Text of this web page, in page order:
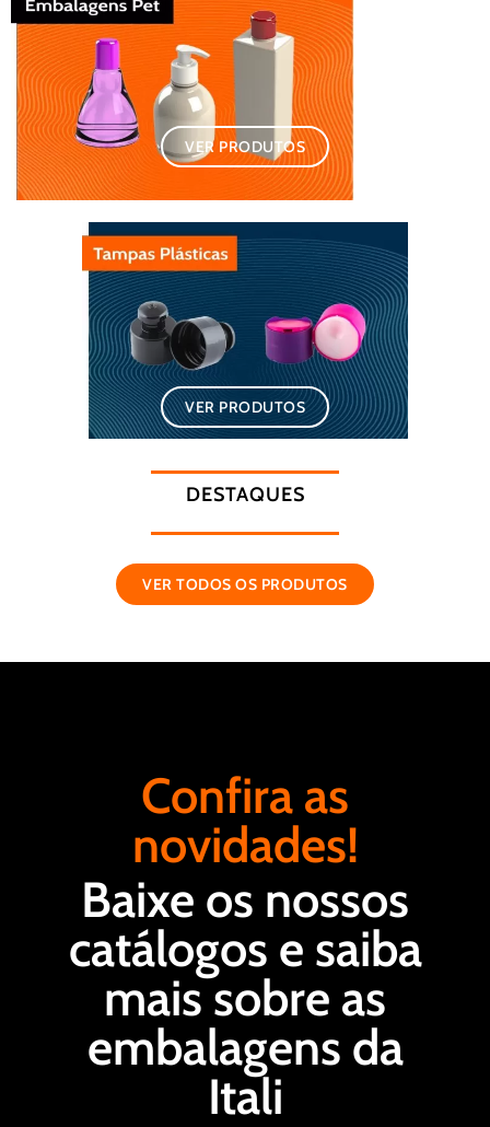
VER PRODUTOS
VER PRODUTOS
DESTAQUES
VER TODOS OS PRODUTOS
Confira as
novidades!
Baixe os nossos
catálogos e saiba
mais sobre as
embalagens da
Itali